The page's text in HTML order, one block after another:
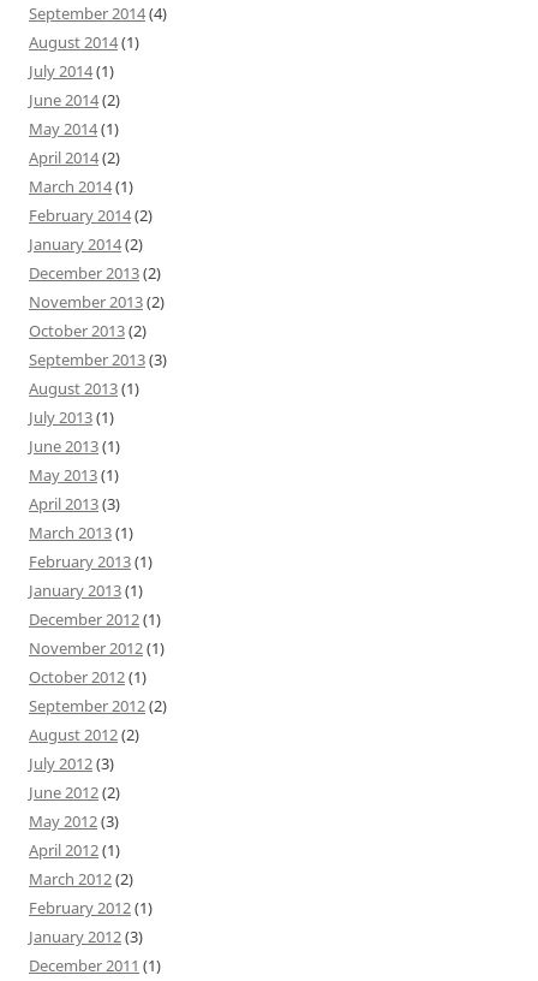
September 2014(4)
August 2014(1)
July 2014(1)
June 2014(2)
May 2014(1)
April 2014(2)
March 2014(1)
February 2014(2)
January 2014(2)
December 2013(2)
November 2013(2)
October 2013(2)
September 2013(3)
August 2013(1)
July 2013(1)
June 2013(1)
May 2013(1)
April 2013(3)
March 2013(1)
February 2013(1)
January 2013(1)
December 2012(1)
November 2012(1)
October 2012(1)
September 2012(2)
August 2012(2)
July 2012(3)
June 2012(2)
May 2012(3)
April 2012(1)
March 2012(2)
February 2012(1)
January 2012(3)
December 2011 (1)